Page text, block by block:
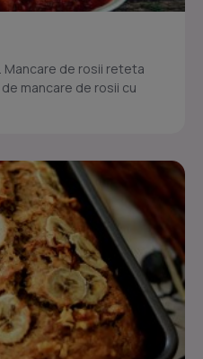
Mancare de rosii reteta
mancare de rosii cu